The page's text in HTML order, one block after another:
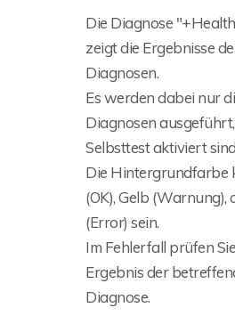
Die Diagnose
zeigt die Ergebnisse
Diagnosen.
Es werden dabei nur
Diagnosen
Selbsttest aktiviert
Die Hintergrundfarbe
(OK), Gelb (Warnung),
(Error) sein.
Im Fehlerfall prüfen
Ergebnis der
Diagnose.